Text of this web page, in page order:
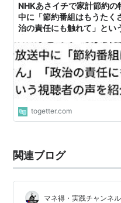
NHKあさイチで家計節約の
中に「節約番組はもうたく
治の責任にも触れて」とい
は」
togetter.com
関連ブログ
マネ得・実践チャンネル